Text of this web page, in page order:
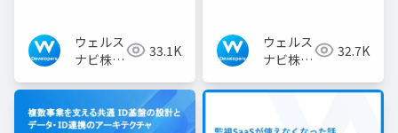
ウェルス
ナビ株式
術広報チ
ーム
33.1K
ウェルス
ナビ株式
術広報チ
32.7K